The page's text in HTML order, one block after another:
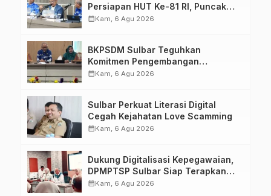
Persiapan HUT Ke-81 RI, Puncak
Upacara di Lapangan Ahmad
calendar_monthKam, 6 Agu 2026
BKPSDM Sulbar Teguhkan
Komitmen Pengembangan
Kompetensi ASN melalui
calendar_monthKam, 6 Agu 2026
Sulbar Perkuat Literasi Digital
Cegah Kejahatan Love Scamming
calendar_monthKam, 6 Agu 2026
Dukung Digitalisasi Kepegawaian,
DPMPTSP Sulbar Siap Terapkan
Aplikasi FLEKSI ASN
calendar_monthKam, 6 Agu 2026